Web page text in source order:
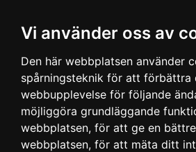
Vi använder oss av
Den här webbplatsen använder
spårningsteknik för att förbättra
webbupplevelse för följande
möjliggöra grundläggande
webbplatsen, för att ge en
webbplatsen, för att mäta ditt